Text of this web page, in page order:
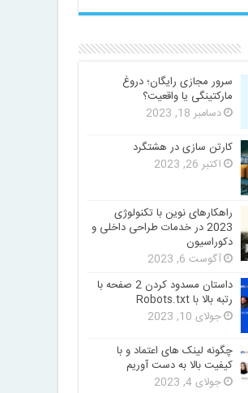
سرور مجازی رایگان؛ دروغ
مارکتینگی یا واقعیت؟
دسامبر 18, 2023
کارتن سازی در هشتگرد
اکتبر 26, 2023
راهکارهای نوین با تکنولوژی
2023 در خدمات طراحی داخلی و
دکوراسیون
آگوست 6, 2023
داستان مسدود کردن 2 صفحه با
رتبه بالا با Robots.txt
جولای 10, 2023
چگونه لینک های اعتماد و با
کیفیت بالا به دست آوریم
جولای 4, 2023